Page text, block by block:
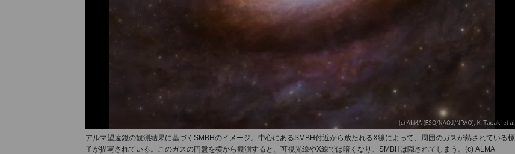
アルマ望遠鏡の観測結果に基づくSMBHのイメージ。中心にあるSMBH付近から放たれるX線によって、周囲のガスが熱されている様
子が描写されている。このガスの円盤を横から観測すると、可視光線やX線では暗くなり、SMBHは隠されてしまう。(c) ALMA